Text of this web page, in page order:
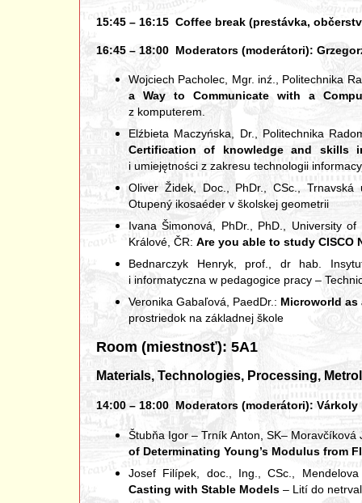
15:45 – 16:15 Coffee break (prestávka,
16:45 – 18:00 Moderators (moderátori):
Wojciech Pacholec, Mgr. inź., Politechnika
a Way to Communicate with a
z komputerem.
Elźbieta Maczyńska, Dr., Politechnika
Certification of knowledge and skills
i umiejętności z zakresu technologii
Oliver Židek, Doc., PhDr., CSc.,
Otupený ikosaéder v školskej geometrii
Ivana Šimonová, PhDr., PhD., University
Králové, ČR: Are you able to study CISCO
Bednarczyk Henryk, prof., dr hab.
i informatyczna w pedagogice pracy –
Veronika Gabaľová, PaedDr.: Microworld as
prostriedok na základnej škole
Room (miestnosť): 5A1
Materials, Technologies, Processing,
14:00 – 18:00 Moderators (moderátori):
Štubňa Igor – Trník Anton, SK–
of Determinating Young’s Modulus from
Josef Filípek, doc., Ing., CSc.,
Casting with Stable Models – Lití do